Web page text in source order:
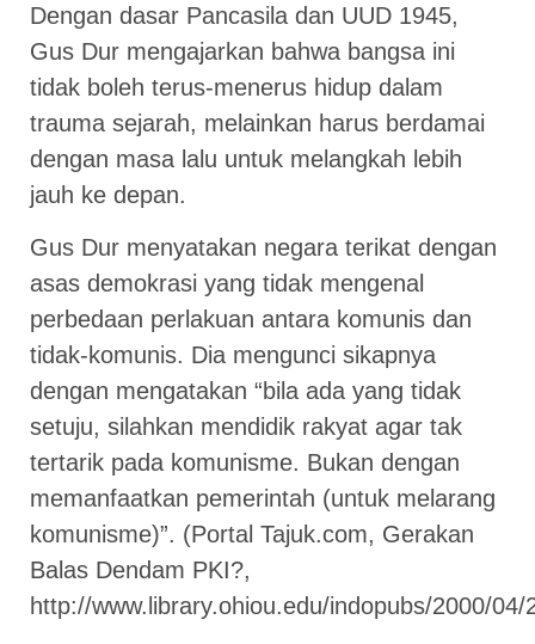
Dengan dasar Pancasila dan UUD 1945,
Gus Dur mengajarkan bahwa bangsa ini
tidak boleh terus-menerus hidup dalam
trauma sejarah, melainkan harus berdamai
dengan masa lalu untuk melangkah lebih
jauh ke depan.
Gus Dur menyatakan negara terikat dengan
asas demokrasi yang tidak mengenal
perbedaan perlakuan antara komunis dan
tidak-komunis. Dia mengunci sikapnya
dengan mengatakan “bila ada yang tidak
setuju, silahkan mendidik rakyat agar tak
tertarik pada komunisme. Bukan dengan
memanfaatkan pemerintah (untuk melarang
komunisme)”. (Portal Tajuk.com, Gerakan
Balas Dendam PKI?,
http://www.library.ohiou.edu/indopubs/2000/